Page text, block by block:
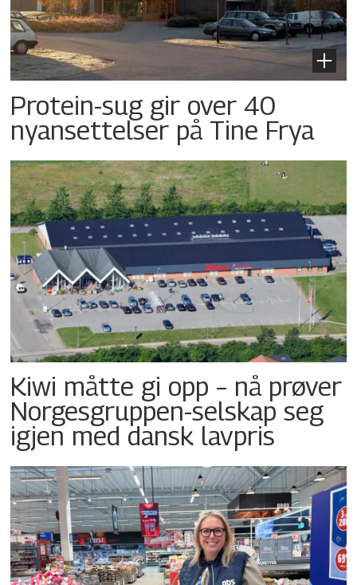
Protein-sug gir over 40
nyansettelser på Tine Frya
Kiwi måtte gi opp – nå prøver
Norgesgruppen-selskap seg
igjen med dansk lavpris